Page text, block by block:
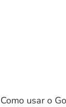
Como usar o